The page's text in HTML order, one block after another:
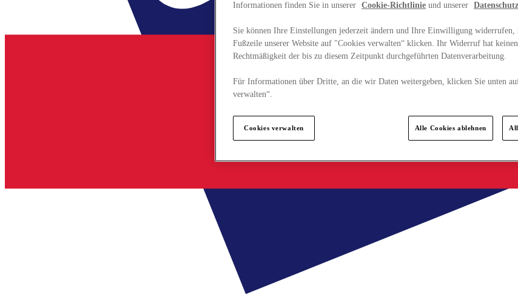
Informationen finden Sie in unserer Cookie-Richtlinie und unserer
Sie können Ihre Einstellungen jederzeit ändern und Ihre Einwilligung widerrufen,
Fußzeile unserer Website auf "Cookies verwalten“ klicken. Ihr Widerruf hat
Rechtmäßigkeit der bis zu diesem Zeitpunkt durchgeführten Datenverarbeitung.
Für Informationen über Dritte, an die wir Daten weitergeben, klicken Sie unten
verwalten“.
Cookies verwalten Alle Cookies ablehnen